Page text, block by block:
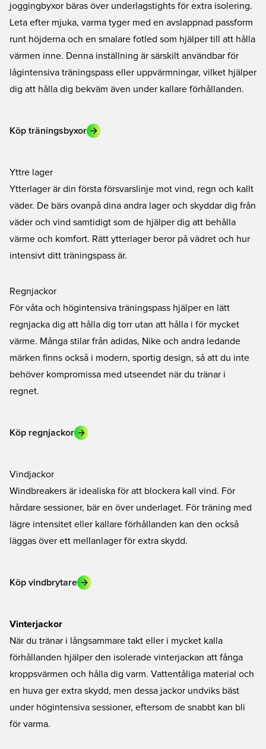
joggingbyxor bäras över underlagstights för extra isolering.
Leta efter mjuka, varma tyger med en avslappnad passform
runt höjderna och en smalare fotled som hjälper till att hålla
värmen inne. Denna inställning är särskilt användbar för
lågintensiva träningspass eller uppvärmningar, vilket hjälper
dig att hålla dig bekväm även under kallare förhållanden.
Köp träningsbyxor
Yttre lager
Ytterlager är din första försvarslinje mot vind, regn och kallt
väder. De bärs ovanpå dina andra lager och skyddar dig från
väder och vind samtidigt som de hjälper dig att behålla
värme och komfort. Rätt ytterlager beror på vädret och hur
intensivt ditt träningspass är.
Regnjackor
För våta och högintensiva träningspass hjälper en lätt
regnjacka dig att hålla dig torr utan att hålla i för mycket
värme. Många stilar från adidas, Nike och andra ledande
märken finns också i modern, sportig design, så att du inte
behöver kompromissa med utseendet när du tränar i
regnet.
Köp regnjackor
Vindjackor
Windbreakers är idealiska för att blockera kall vind. För
hårdare sessioner, bär en över underlaget. För träning med
lägre intensitet eller kallare förhållanden kan den också
läggas över ett mellanlager för extra skydd.
Köp vindbrytare
Vinterjackor
När du tränar i långsammare takt eller i mycket kalla
förhållanden hjälper den isolerade vinterjackan att fånga
kroppsvärmen och hålla dig varm. Vattentåliga material och
en huva ger extra skydd, men dessa jackor undviks bäst
under högintensiva sessioner, eftersom de snabbt kan bli
för varma.